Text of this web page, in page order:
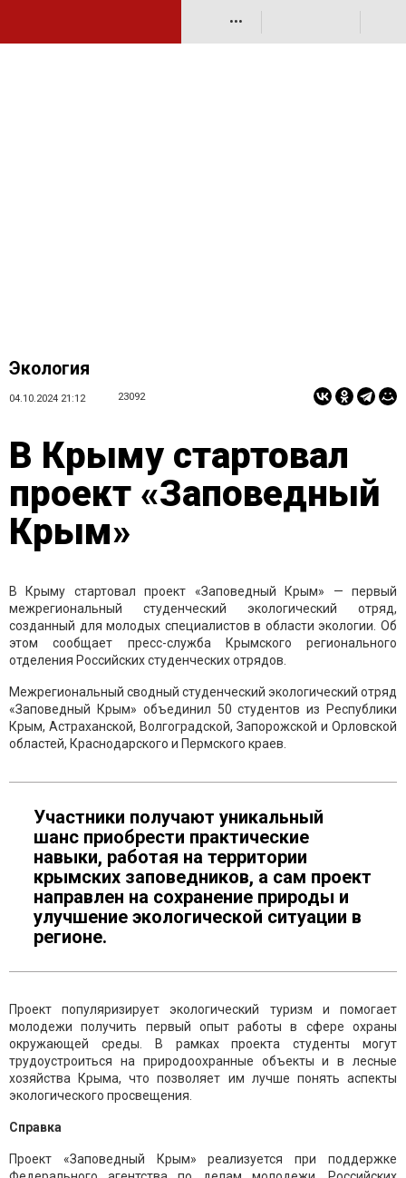
•••
Экология
04.10.2024 21:12 23092
В Крыму стартовал
проект «Заповедный
Крым»
В Крыму стартовал проект «Заповедный Крым» — первый
межрегиональный студенческий экологический отряд,
созданный для молодых специалистов в области экологии. Об
этом сообщает пресс-служба Крымского регионального
отделения Российских студенческих отрядов.
Межрегиональный сводный студенческий экологический отряд
«Заповедный Крым» объединил 50 студентов из Республики
Крым, Астраханской, Волгоградской, Запорожской и Орловской
областей, Краснодарского и Пермского краев.
Участники получают уникальный
шанс приобрести практические
навыки, работая на территории
крымских заповедников, а сам проект
направлен на сохранение природы и
улучшение экологической ситуации в
регионе.
Проект популяризирует экологический туризм и помогает
молодежи получить первый опыт работы в сфере охраны
окружающей среды. В рамках проекта студенты могут
трудоустроиться на природоохранные объекты и в лесные
хозяйства Крыма, что позволяет им лучше понять аспекты
экологического просвещения.
Справка
Проект «Заповедный Крым» реализуется при поддержке